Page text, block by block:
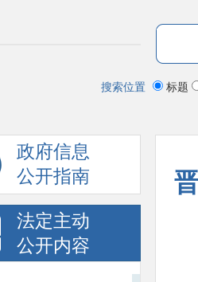
搜索位置 标题
政府信息
公开指南
法定主动
公开内容